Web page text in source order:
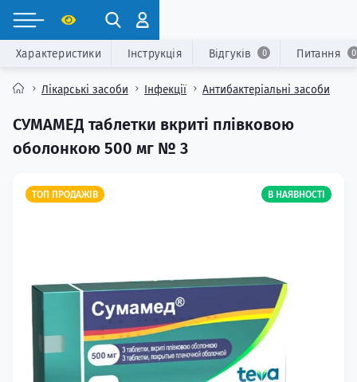
Лікарські засоби Інфекції Антибактеріальні засоби
СУМАМЕД таблетки вкриті плівковою
оболонкою 500 мг № 3
Характеристики Інструкція Відгуків 0 Питання 0
ТОП ПРОДАЖІВ В НАЯВНОСТІ